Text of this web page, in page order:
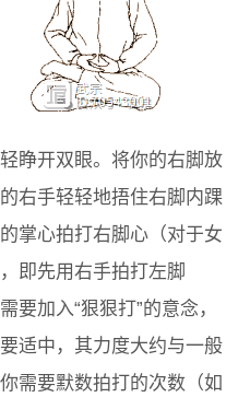
睁开双眼。将你的右脚放
右手轻轻地捂住右脚内踝
掌心拍打右脚心（对于女
即先用右手拍打左脚
要加入“狠狠打”的意念，
适中，其力度大约与一般
需要默数拍打的次数（如